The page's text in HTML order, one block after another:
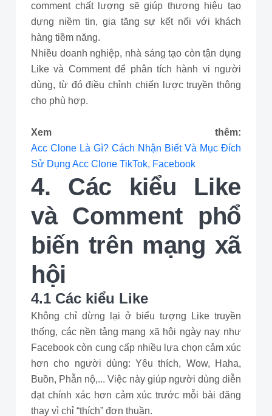
comment chất lượng sẽ giúp thương hiệu tạo
dựng niềm tin, gia tăng sự kết nối với khách
hàng tiềm năng.
Nhiều doanh nghiệp, nhà sáng tạo còn tận dụng
Like và Comment để phân tích hành vi người
dùng, từ đó điều chỉnh chiến lược truyền thông
cho phù hợp.
Xem thêm:
Acc Clone Là Gì? Cách Nhận Biết Và Mục Đích
Sử Dụng Acc Clone TikTok, Facebook
4. Các kiểu Like
và Comment phổ
biến trên mạng xã
hội
4.1 Các kiểu Like
Không chỉ dừng lại ở biểu tượng Like truyền
thống, các nền tảng mạng xã hội ngày nay như
Facebook còn cung cấp nhiều lựa chọn cảm xúc
hơn cho người dùng: Yêu thích, Wow, Haha,
Buồn, Phẫn nộ,... Việc này giúp người dùng diễn
đạt chính xác hơn cảm xúc trước mỗi bài đăng
thay vì chỉ “thích” đơn thuần.